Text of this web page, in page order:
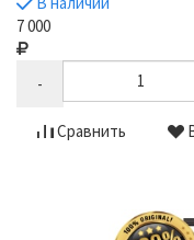
7 000
-
Сравнить